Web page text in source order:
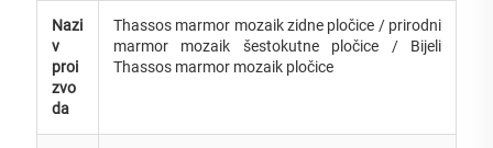
Nazi
v
proi
zvo
da
Thassos marmor mozaik zidne pločice / prirodni
marmor mozaik šestokutne pločice / Bijeli
Thassos marmor mozaik pločice